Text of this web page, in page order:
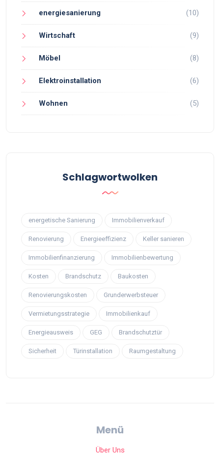
energiesanierung (10)
Wirtschaft (9)
Möbel (8)
Elektroinstallation (6)
Wohnen (5)
Schlagwortwolken
energetische Sanierung Immobilienverkauf
Renovierung Energieeffizienz Keller sanieren
Immobilienfinanzierung Immobilienbewertung
Kosten Brandschutz Baukosten
Renovierungskosten Grunderwerbsteuer
Vermietungsstrategie Immobilienkauf
Energieausweis GEG Brandschutztür
Sicherheit Türinstallation Raumgestaltung
Menü
Über Uns